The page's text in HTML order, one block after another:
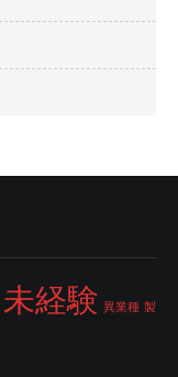
未経験 異業種 製